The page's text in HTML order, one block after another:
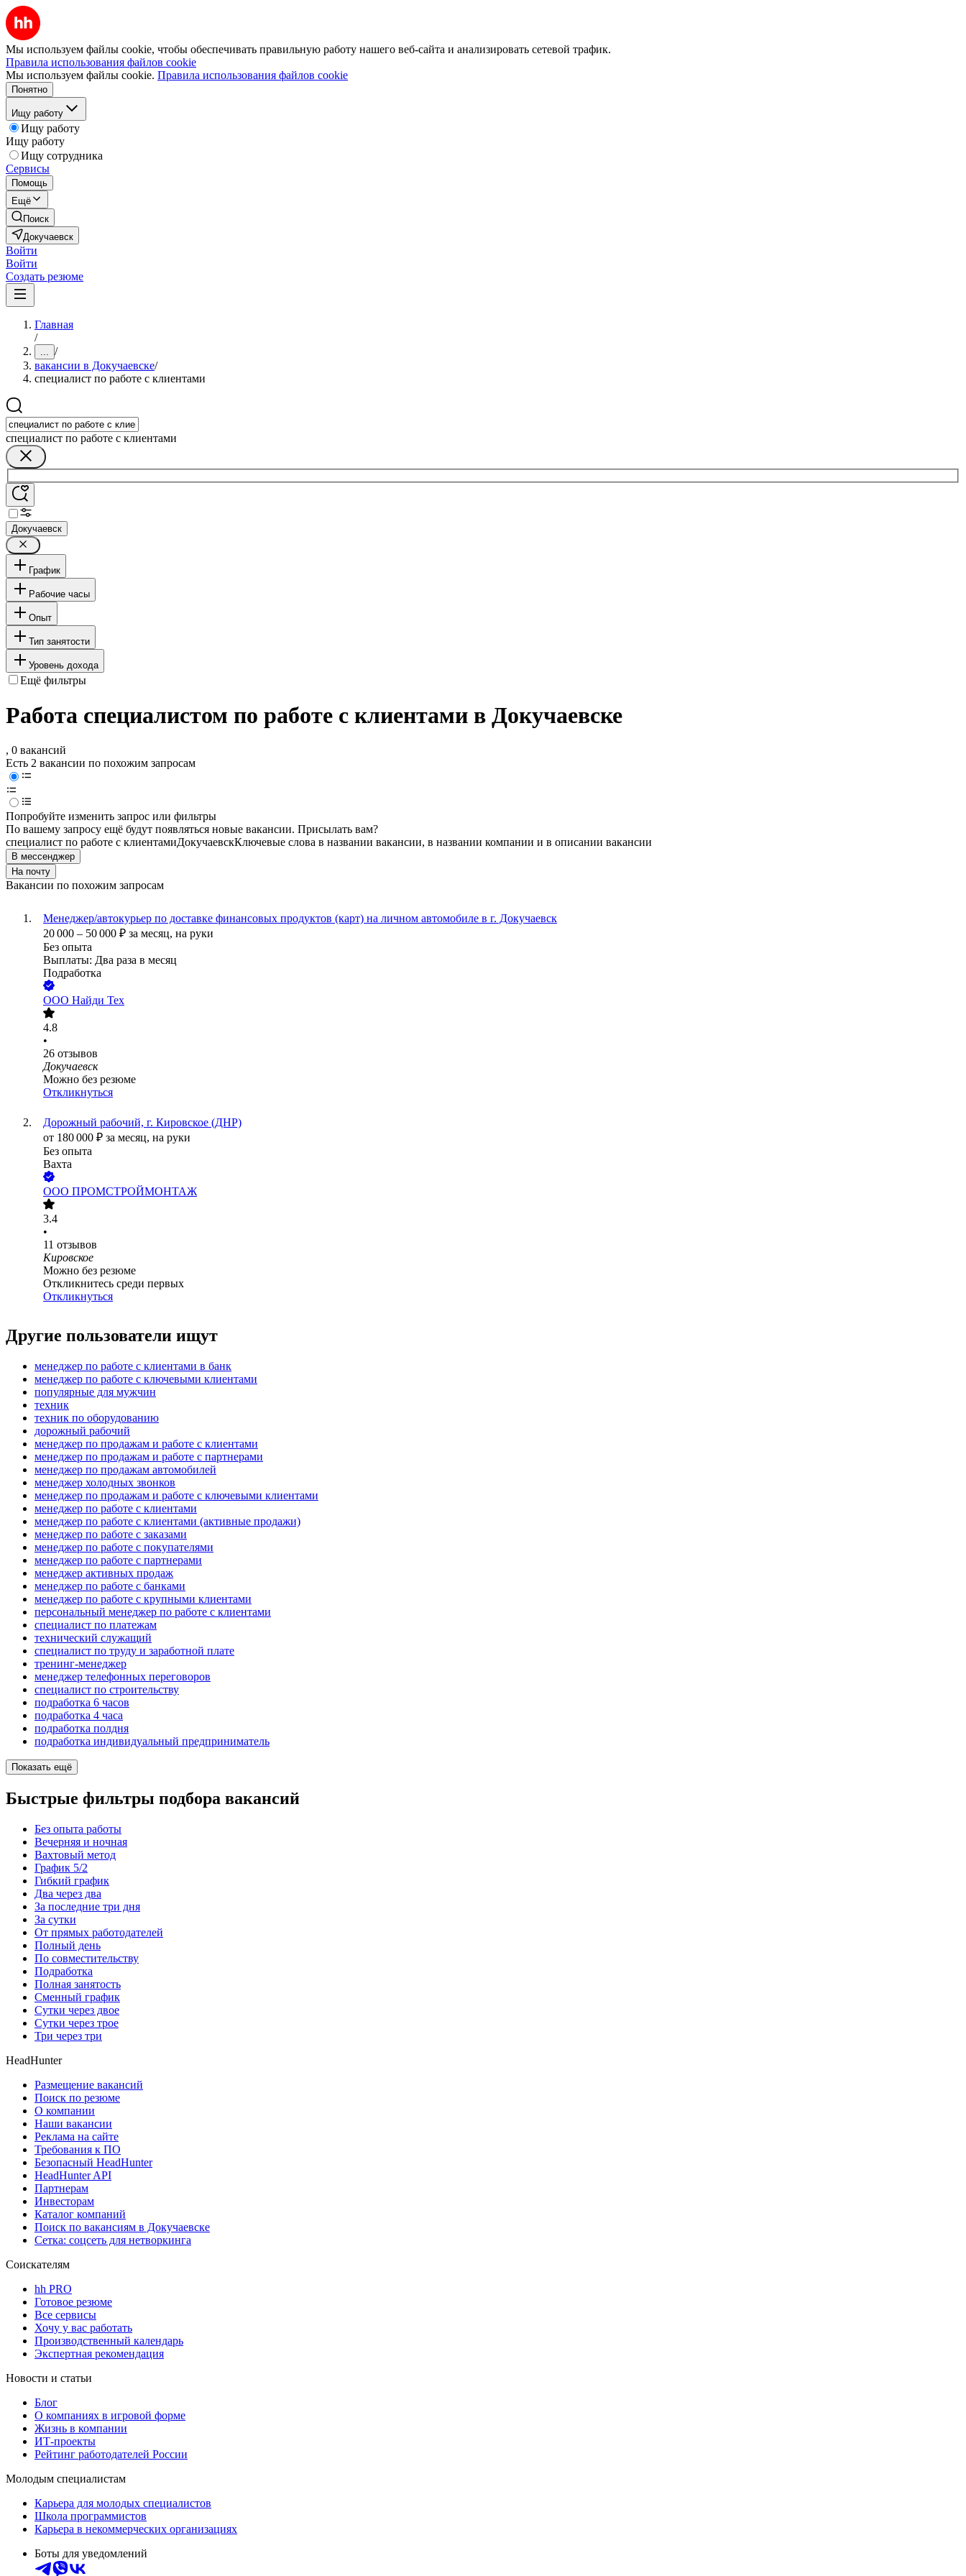
Мы используем файлы cookie, чтобы обеспечивать правильную работу нашего веб-сайта и анализировать сетевой трафик.
Правила использования файлов cookie
Мы используем файлы cookie. Правила использования файлов cookie
Понятно
Ищу работу
Ищу работу
Ищу работу
Ищу сотрудника
Сервисы
Помощь
Ещё
Поиск
Докучаевск
Войти
Войти
Создать резюме
Главная
/
... /
вакансии в Докучаевске/
специалист по работе с клиентами
специалист по работе с клиентами
Докучаевск
График
Рабочие часы
Опыт
Тип занятости
Уровень дохода
Ещё фильтры
Работа специалистом по работе с клиентами в Докучаевске
, 0 вакансий
Есть 2 вакансии по похожим запросам
Попробуйте изменить запрос или фильтры
По вашему запросу ещё будут появляться новые вакансии. Присылать вам?
специалист по работе с клиентамиДокучаевскКлючевые слова в названии вакансии, в названии компании и в описании вакансии
В мессенджер
На почту
Вакансии по похожим запросам
Менеджер/автокурьер по доставке финансовых продуктов (карт) на личном автомобиле в г. Докучаевск
20 000 – 50 000 ₽ за месяц, на руки
Без опыта
Выплаты: Два раза в месяц
Подработка
ООО Найди Тех
4.8
•
26 отзывов
Докучаевск
Можно без резюме
Откликнуться
Дорожный рабочий, г. Кировское (ДНР)
от 180 000 ₽ за месяц, на руки
Без опыта
Вахта
ООО ПРОМСТРОЙМОНТАЖ
3.4
•
11 отзывов
Кировское
Можно без резюме
Откликнитесь среди первых
Откликнуться
Другие пользователи ищут
менеджер по работе с клиентами в банк
менеджер по работе с ключевыми клиентами
популярные для мужчин
техник
техник по оборудованию
дорожный рабочий
менеджер по продажам и работе с клиентами
менеджер по продажам и работе с партнерами
менеджер по продажам автомобилей
менеджер холодных звонков
менеджер по продажам и работе с ключевыми клиентами
менеджер по работе с клиентами
менеджер по работе с клиентами (активные продажи)
менеджер по работе с заказами
менеджер по работе с покупателями
менеджер по работе с партнерами
менеджер активных продаж
менеджер по работе с банками
менеджер по работе с крупными клиентами
персональный менеджер по работе с клиентами
специалист по платежам
технический служащий
специалист по труду и заработной плате
тренинг-менеджер
менеджер телефонных переговоров
специалист по строительству
подработка 6 часов
подработка 4 часа
подработка полдня
подработка индивидуальный предприниматель
Показать ещё
Быстрые фильтры подбора вакансий
Без опыта работы
Вечерняя и ночная
Вахтовый метод
График 5/2
Гибкий график
Два через два
За последние три дня
За сутки
От прямых работодателей
Полный день
По совместительству
Подработка
Полная занятость
Сменный график
Сутки через двое
Сутки через трое
Три через три
HeadHunter
Размещение вакансий
Поиск по резюме
О компании
Наши вакансии
Реклама на сайте
Требования к ПО
Безопасный HeadHunter
HeadHunter API
Партнерам
Инвесторам
Каталог компаний
Поиск по вакансиям в Докучаевске
Сетка: соцсеть для нетворкинга
Соискателям
hh PRO
Готовое резюме
Все сервисы
Хочу у вас работать
Производственный календарь
Экспертная рекомендация
Новости и статьи
Блог
О компаниях в игровой форме
Жизнь в компании
ИТ-проекты
Рейтинг работодателей России
Молодым специалистам
Карьера для молодых специалистов
Школа программистов
Карьера в некоммерческих организациях
Боты для уведомлений